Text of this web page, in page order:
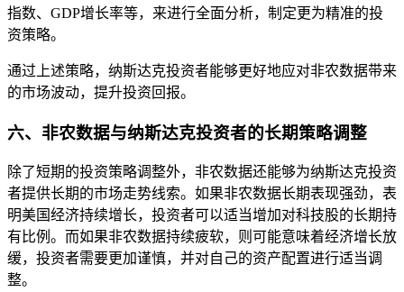
指数、GDP增长率等，来进行全面分析，制定更为精准的投
资策略。
通过上述策略，纳斯达克投资者能够更好地应对非农数据带来
的市场波动，提升投资回报。
六、非农数据与纳斯达克投资者的长期策略调整
除了短期的投资策略调整外，非农数据还能够为纳斯达克投资
者提供长期的市场走势线索。如果非农数据长期表现强劲，表
明美国经济持续增长，投资者可以适当增加对科技股的长期持
有比例。而如果非农数据持续疲软，则可能意味着经济增长放
缓，投资者需要更加谨慎，并对自己的资产配置进行适当调
整。